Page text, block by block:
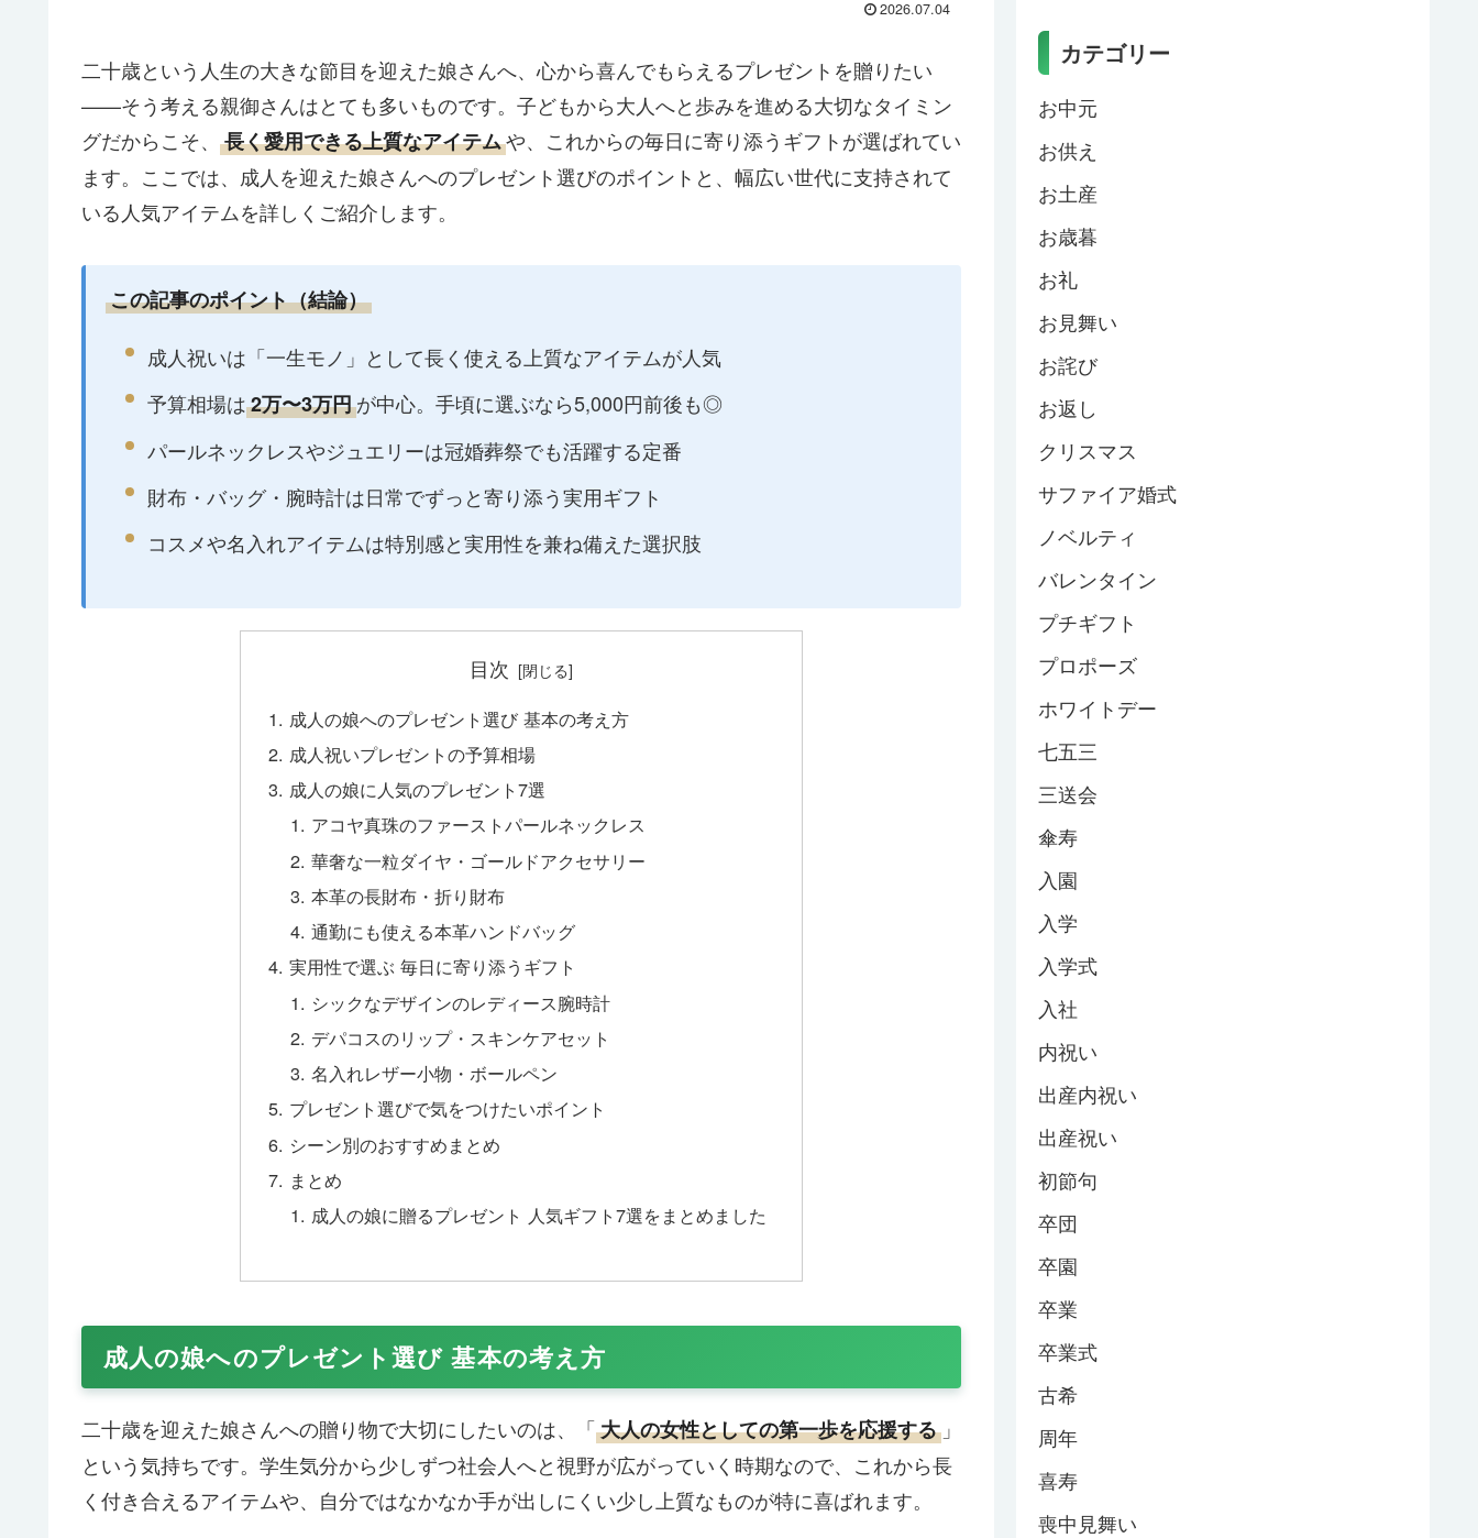
2026.07.04
二十歳という人生の大きな節目を迎えた娘さんへ、心から喜んでもらえるプレゼントを贈りたい
——そう考える親御さんはとても多いものです。子どもから大人へと歩みを進める大切なタイミン
グだからこそ、
長く愛用できる上質なアイテムや、これからの毎日に寄り添うギフトが選ばれてい
ます。ここでは、成人を迎えた娘さんへのプレゼント選びのポイントと、幅広い世代に支持されて
いる人気アイテムを詳しくご紹介します。
この記事のポイント（結論）
成人祝いは「一生モノ」として長く使える上質なアイテムが人気
予算相場は2万〜3万円が中心。手頃に選ぶなら5,000円前後も◎
パールネックレスやジュエリーは冠婚葬祭でも活躍する定番
財布・バッグ・腕時計は日常でずっと寄り添う実用ギフト
コスメや名入れアイテムは特別感と実用性を兼ね備えた選択肢
目次
成人の娘へのプレゼント選び 基本の考え方
成人祝いプレゼントの予算相場
成人の娘に人気のプレゼント7選
アコヤ真珠のファーストパールネックレス
華奢な一粒ダイヤ・ゴールドアクセサリー
本革の長財布・折り財布
通勤にも使える本革ハンドバッグ
実用性で選ぶ 毎日に寄り添うギフト
シックなデザインのレディース腕時計
デパコスのリップ・スキンケアセット
名入れレザー小物・ボールペン
プレゼント選びで気をつけたいポイント
シーン別のおすすめまとめ
まとめ
成人の娘に贈るプレゼント 人気ギフト7選をまとめました
成人の娘へのプレゼント選び 基本の考え方
二十歳を迎えた娘さんへの贈り物で大切にしたいのは、「大人の女性としての第一歩を応援する 」
という気持ちです。学生気分から少しずつ社会人へと視野が広がっていく時期なので、これから長
く付き合えるアイテムや、自分ではなかなか手が出しにくい少し上質なものが特に喜ばれます。
カテゴリー
お中元
お供え
お土産
お歳暮
お礼
お見舞い
お詫び
お返し
クリスマス
サファイア婚式
ノベルティ
バレンタイン
プチギフト
プロポーズ
ホワイトデー
七五三
三送会
傘寿
入園
入学
入学式
入社
内祝い
出産内祝い
出産祝い
初節句
卒団
卒園
卒業
卒業式
古希
周年
喜寿
喪中見舞い